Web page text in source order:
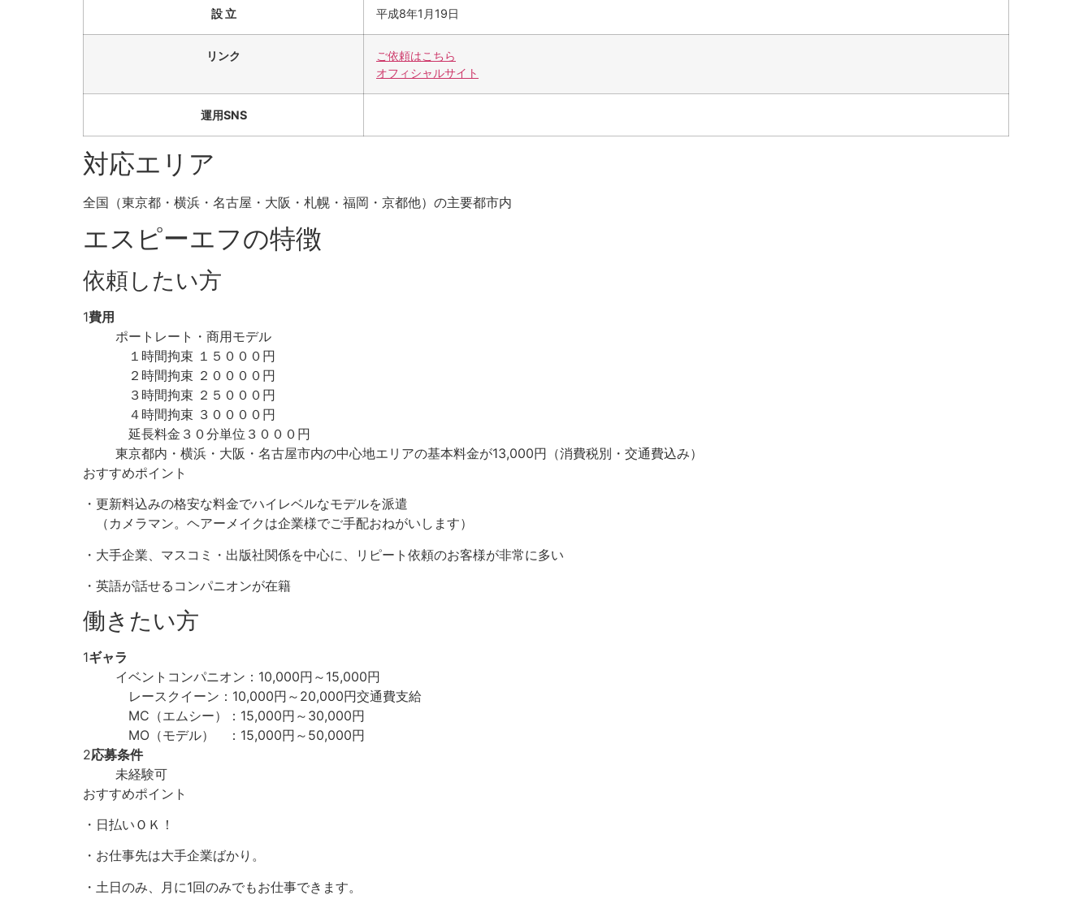
設 立 平成8年1月19日
リンク
ご依頼はこちら
オフィシャルサイト
運用SNS
対応エリア
全国（東京都・横浜・名古屋・大阪・札幌・福岡・京都他）の主要都市内
エスピーエフの特徴
依頼したい方
1費用
ポートレート・商用モデル
１時間拘束 １５０００円
２時間拘束 ２００００円
３時間拘束 ２５０００円
４時間拘束 ３００００円
延長料金３０分単位３０００円
東京都内・横浜・大阪・名古屋市内の中心地エリアの基本料金が13,000円（消費税別・交通費込み）
おすすめポイント
・更新料込みの格安な料金でハイレベルなモデルを派遣
（カメラマン。ヘアーメイクは企業様でご手配おねがいします）
・大手企業、マスコミ・出版社関係を中心に、リピート依頼のお客様が非常に多い
・英語が話せるコンパニオンが在籍
働きたい方
1ギャラ
イベントコンパニオン：10,000円～15,000円
レースクイーン：10,000円～20,000円交通費支給
MC（エムシー）：15,000円～30,000円
MO（モデル） ：15,000円～50,000円
2応募条件
未経験可
おすすめポイント
・日払いＯＫ！
・お仕事先は大手企業ばかり。
・土日のみ、月に1回のみでもお仕事できます。